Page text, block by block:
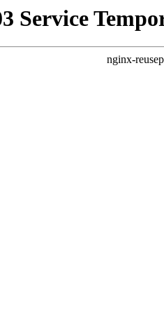
Service
nginx-